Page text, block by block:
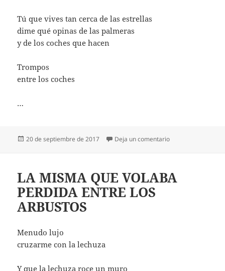
Tú que vives tan cerca de las estrellas
dime qué opinas de las palmeras
y de los coches que hacen
Trompos
entre los coches
…
Publicado
20 de septiembre de 2017 Deja un comentarioen DIME QUÉ
LA MISMA QUE VOLABA
PERDIDA ENTRE LOS
ARBUSTOS
Menudo lujo
cruzarme con la lechuza
Y que la lechuza roce un muro